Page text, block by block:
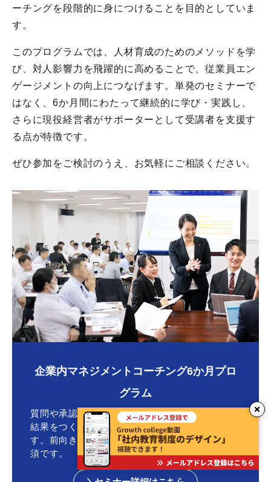
ーチングを段階的に身につけることを目的としていま
す。
このプログラムでは、人材育成のためのメソッドを学
び、対人影響力を飛躍的に高めることで、従業員エン
ゲージメントの向上につなげます。単発のセミナーで
はなく、6か月間にわたって継続的に学び・実践し、
さらに現役経営者がサポーターとして受講者を支援す
る点が特徴です。
ぜひ参加をご検討のうえ、お気軽にご相談ください。
企業内マネジメントコーチング6か月プロ
グラム
質問や承認などで部下の意欲や行動を引き出し、
結果をつくる人材を育てる手法がコーチングで
す。前向きで行動的な部下を育てたい上司には必
須です。